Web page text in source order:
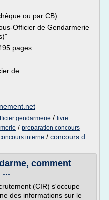
ou par CB).
Officier de Gendarmerie
pages
de...
gendarmerie / livre
/ preparation concours
interne / concours d
comment
(CIR) s'occupe
des informations sur le